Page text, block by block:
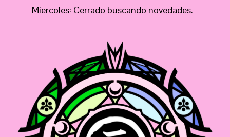
Miercoles: Cerrado buscando novedades.